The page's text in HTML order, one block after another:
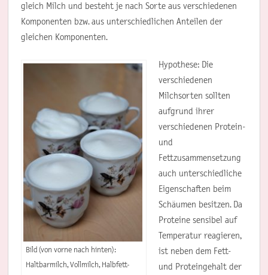
gleich Milch und besteht je nach Sorte aus verschiedenen
Komponenten bzw. aus unterschiedlichen Anteilen der
gleichen Komponenten.
Bild (von vorne nach hinten):
Haltbarmilch, Vollmilch, Halbfett-
Hypothese: Die
verschiedenen
Milchsorten sollten
aufgrund ihrer
verschiedenen Protein-
und
Fettzusammensetzung
auch unterschiedliche
Eigenschaften beim
Schäumen besitzen. Da
Proteine sensibel auf
Temperatur reagieren,
ist neben dem Fett-
und Proteingehalt der